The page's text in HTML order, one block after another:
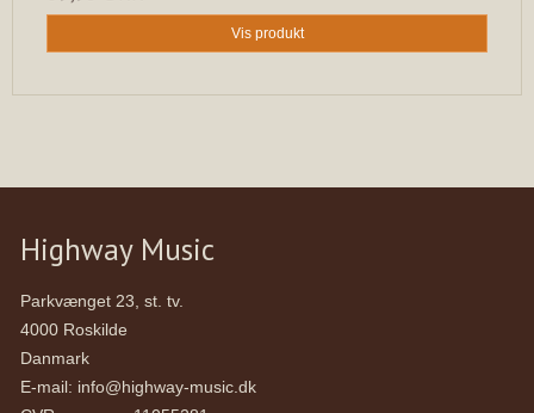
Vis produkt
Highway Music
Parkvænget 23, st. tv.
4000 Roskilde
Danmark
E-mail: info@highway-music.dk